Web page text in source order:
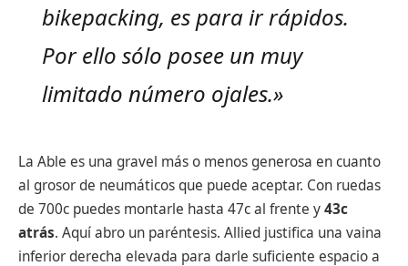
bikepacking, es para ir rápidos.
Por ello sólo posee un muy
limitado número ojales.»
La Able es una gravel más o menos generosa en cuanto
al grosor de neumáticos que puede aceptar. Con ruedas
de 700c puedes montarle hasta 47c al frente y43c
atrás. Aquí abro un paréntesis. Allied justifica una vaina
inferior derecha elevada para darle suficiente espacio a